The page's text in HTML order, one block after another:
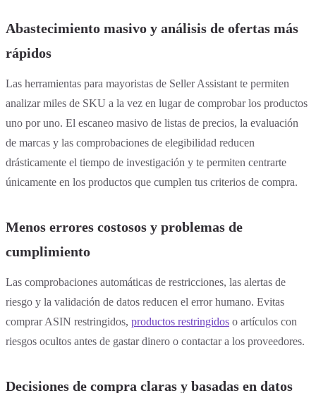
Abastecimiento masivo y análisis de ofertas más
rápidos
Las herramientas para mayoristas de Seller Assistant te permiten
analizar miles de SKU a la vez en lugar de comprobar los productos
uno por uno. El escaneo masivo de listas de precios, la evaluación
de marcas y las comprobaciones de elegibilidad reducen
drásticamente el tiempo de investigación y te permiten centrarte
únicamente en los productos que cumplen tus criterios de compra.
Menos errores costosos y problemas de
cumplimiento
Las comprobaciones automáticas de restricciones, las alertas de
riesgo y la validación de datos reducen el error humano. Evitas
comprar ASIN restringidos, productos restringidos o artículos con
riesgos ocultos antes de gastar dinero o contactar a los proveedores.
Decisiones de compra claras y basadas en datos